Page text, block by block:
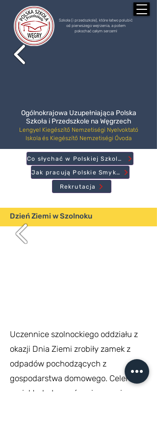
Szkoła (i przedszkole), które łatwo polubić
od pierwszego wejrzenia, a potem
pokochać całym sercem!
Ogólnokrajowa Uzupełniająca Polska
Szkoła i Przedszkole na Węgrzech
Lengyel Kiegészítő Nemzetiségi Nyelvoktató
Iskola és Kiegészítő Nemzetiségi Óvoda
Rekrutacja
Jak pracują Polskie Smyki?
Co słychać w Polskiej Szkole?
Dzień Ziemi w Szolnoku
Uczennice szolnockiego oddziału z
okazji Dnia Ziemi zrobiły zamek z
odpadów pochodzących z
gospodarstwa domowego. Celem
projektu było zwrócenie uwagi na